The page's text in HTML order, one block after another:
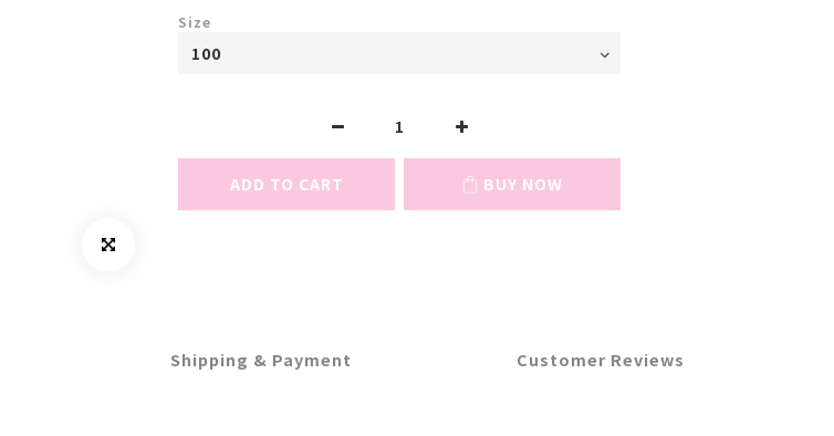
Size
ADD TO CART BUY NOW
Shipping & Payment Customer Reviews